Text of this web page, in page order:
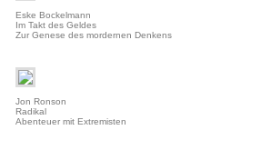
Eske Bockelmann
Im Takt des Geldes
Zur Genese des mordernen Denkens
Jon Ronson
Radikal
Abenteuer mit Extremisten